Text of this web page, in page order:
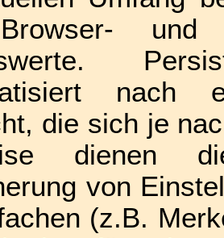
und
nach
die sich je
dienen
von
(z.B.